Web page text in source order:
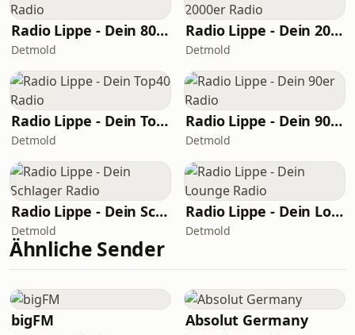
Radio Lippe - Dein 80er Radio
Detmold
Radio Lippe - Dein 2000er Radio
Detmold
Radio Lippe - Dein Top40 Radio
Detmold
Radio Lippe - Dein 90er Radio
Detmold
Radio Lippe - Dein Schlager Radio
Detmold
Radio Lippe - Dein Lounge Radio
Detmold
Ähnliche Sender
bigFM Absolut Germany